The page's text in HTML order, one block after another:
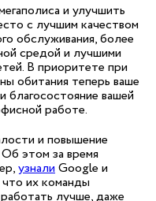
и улучшить
с лучшим качеством
обслуживания, более
средой и лучшими
В приоритете при
обитания теперь ваше
благосостояние вашей
работе.
и повышение
этом за время
узналиGoogle и
их команды
лучше, даже